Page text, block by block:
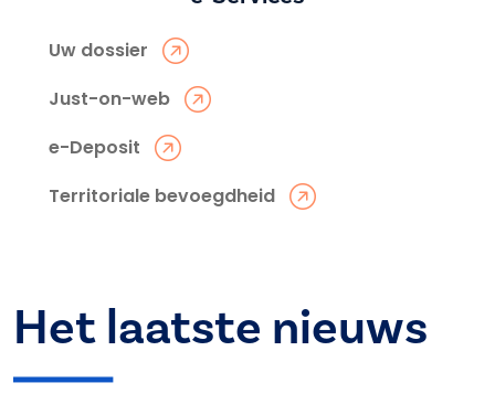
Uw dossier
Just-on-web
e-Deposit
Territoriale bevoegdheid
Het laatste nieuws